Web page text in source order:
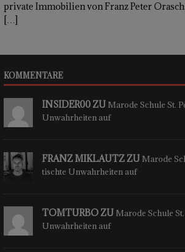
private Immobilien von Franz Peter
[…]
KOMMENTARE
INSIDER00 ZU Marode Schule St.
Unwahrheiten auf
FRANZ MIKLAUTZ ZU Marode
tischte Unwahrheiten auf
TOMTURBO ZU Marode Schule
Unwahrheiten auf